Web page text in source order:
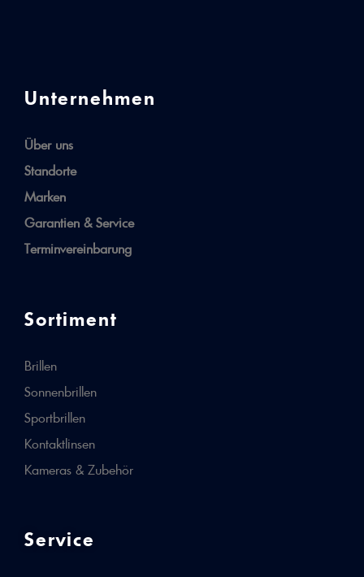
Unternehmen
Über uns
Standorte
Marken
Garantien & Service
Terminvereinbarung
Sortiment
Brillen
Sonnenbrillen
Sportbrillen
Kontaktlinsen
Kameras & Zubehör
Service